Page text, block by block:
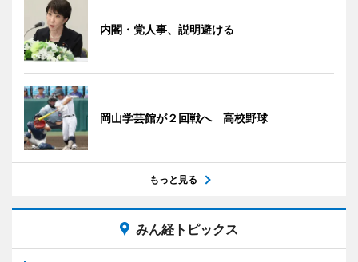
内閣・党人事、説明避ける
岡山学芸館が２回戦へ 高校野球
もっと見る
みん経トピックス